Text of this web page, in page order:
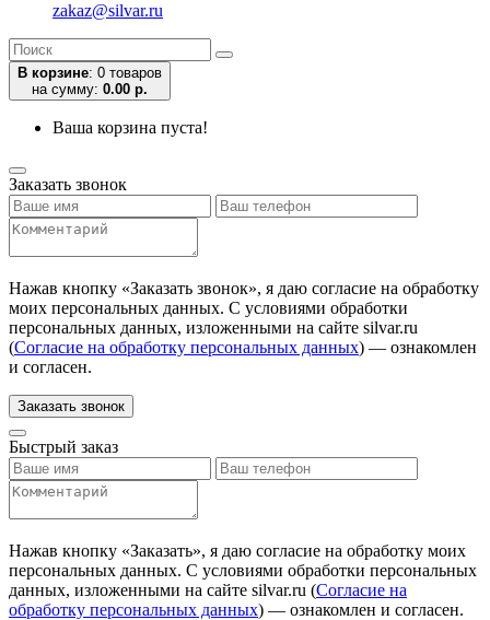
zakaz@silvar.ru
В корзине: 0 товаров
на сумму: 0.00 р.
Ваша корзина пуста!
Заказать звонок
Нажав кнопку «Заказать звонок», я даю согласие на обработку
моих персональных данных. С условиями обработки
персональных данных, изложенными на сайте silvar.ru
(Согласие на обработку персональных данных) — ознакомлен
и согласен.
Заказать звонок
Быстрый заказ
Нажав кнопку «Заказать», я даю согласие на обработку моих
персональных данных. С условиями обработки персональных
данных, изложенными на сайте silvar.ru (Согласие на
обработку персональных данных) — ознакомлен и согласен.